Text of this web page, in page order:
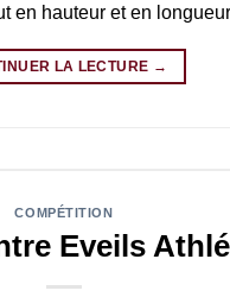
en hauteur et en
LA LECTURE →
COMPÉTITION
Eveils Athlé